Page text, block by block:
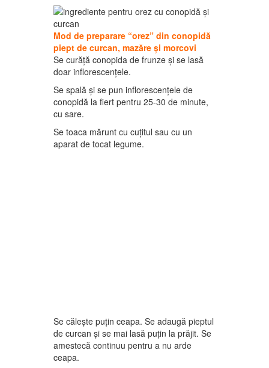
Mod de preparare “orez” din conopidă
piept de curcan, mazăre și morcovi
Se curăță conopida de frunze și se lasă
doar inflorescențele.
Se spală și se pun inflorescențele de
conopidă la fiert pentru 25-30 de minute,
cu sare.
Se toaca mărunt cu cuțitul sau cu un
aparat de tocat legume.
Se călește puțin ceapa. Se adaugă pieptul
de curcan și se mai lasă puțin la prăjit. Se
amestecă continuu pentru a nu arde
ceapa.